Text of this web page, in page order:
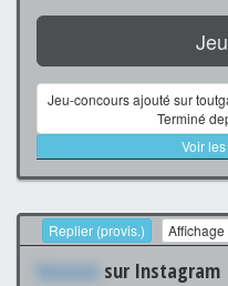
Jeu-concours ajouté sur
Terminé
Voir
Replier (provis.)
Xxxxxxx sur Instagram